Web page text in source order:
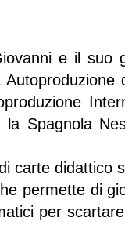
e il suo
la Spagnola
carte didattico
permette di
per